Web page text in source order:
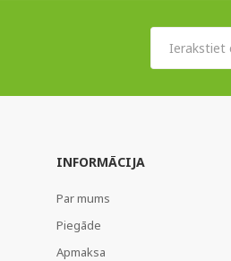
INFORMĀCIJA
Par mums
Piegāde
Apmaksa